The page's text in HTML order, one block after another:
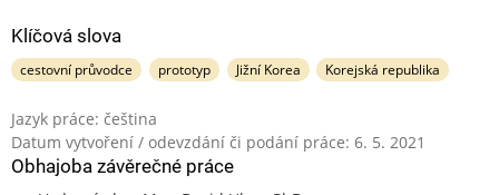
Klíčová slova
cestovní průvodce prototyp Jižní Korea Korejská republika
Jazyk práce: čeština
Datum vytvoření / odevzdání či podání práce: 6. 5. 2021
Obhajoba závěrečné práce